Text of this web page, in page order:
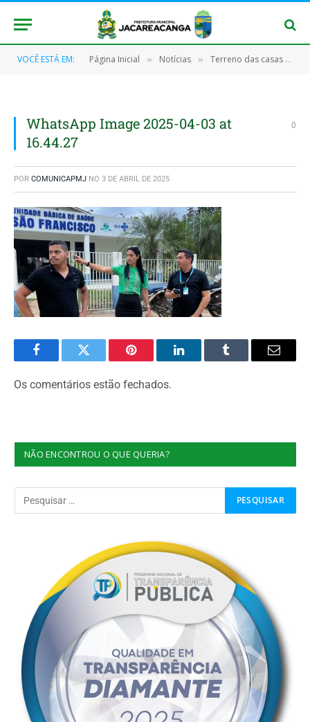
VOCÊ ESTÁ EM: Página Inicial » Notícias » Terreno das casas populares em Jacareacanga recebe visita técnica da Caixa Econômica
WhatsApp Image 2025-04-03 at
16.44.27
0
POR COMUNICAPMJ NO 3 DE ABRIL DE 2025
FacebookTwitter Pinterest O
Tumblr
E-
Os comentários estão fechados.
NÃO ENCONTROU O QUE QUERIA?